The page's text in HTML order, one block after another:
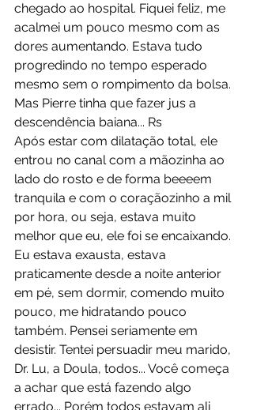
chegado ao hospital. Fiquei feliz, me
acalmei um pouco mesmo com as
dores aumentando. Estava tudo
progredindo no tempo esperado
mesmo sem o rompimento da bolsa.
Mas Pierre tinha que fazer jus a
descendência baiana... Rs
Após estar com dilatação total, ele
entrou no canal com a mãozinha ao
lado do rosto e de forma beeeem
tranquila e com o coraçãozinho a mil
por hora, ou seja, estava muito
melhor que eu, ele foi se encaixando.
Eu estava exausta, estava
praticamente desde a noite anterior
em pé, sem dormir, comendo muito
pouco, me hidratando pouco
também. Pensei seriamente em
desistir. Tentei persuadir meu marido,
Dr. Lu, a Doula, todos... Você começa
a achar que está fazendo algo
errado... Porém todos estavam ali